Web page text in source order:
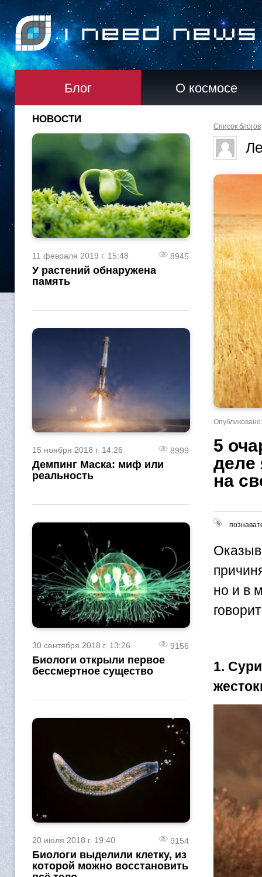
Блог О космосе
НОВОСТИ
11 февраля 2019 г. 15:48 8945
У растений обнаружена
память
15 ноября 2018 г. 14:26 8999
Демпинг Маска: миф или
реальность
30 сентября 2018 г. 13:26 9156
Биологи открыли первое
бессмертное существо
20 июля 2018 г. 19:40 9154
Биологи выделили клетку, из
которой можно восстановить
Список блогов
5
деле
на
но и в
1.